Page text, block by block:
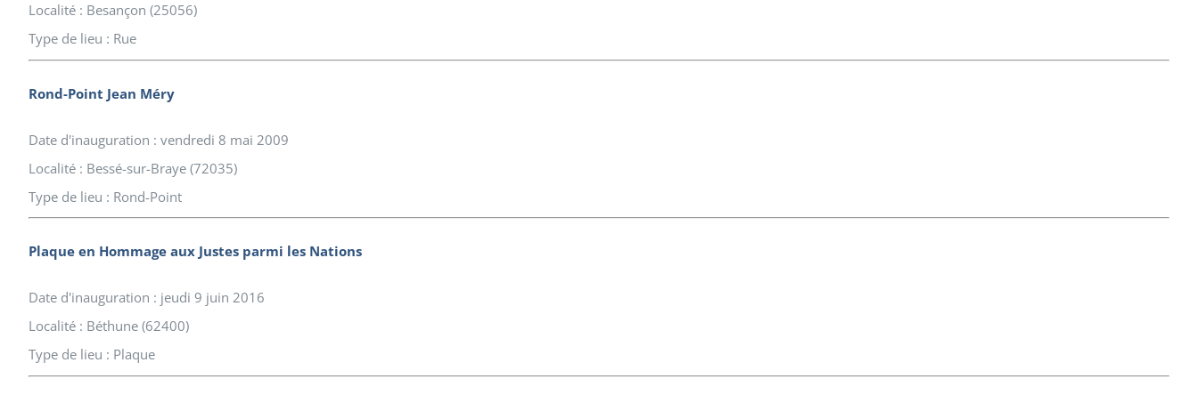
Localité : Besançon (25056)
Type de lieu : Rue
Rond-Point Jean Méry
Date d'inauguration : vendredi 8 mai 2009
Localité : Bessé-sur-Braye (72035)
Type de lieu : Rond-Point
Plaque en Hommage aux Justes parmi les Nations
Date d'inauguration : jeudi 9 juin 2016
Localité : Béthune (62400)
Type de lieu : Plaque